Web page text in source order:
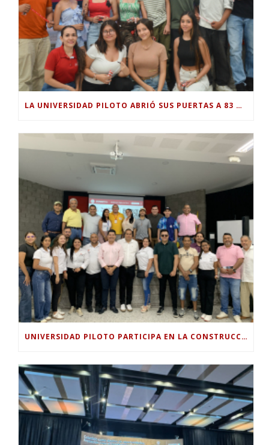
LA UNIVERSIDAD PILOTO ABRIÓ SUS PUERTAS A 83 NUEVOS ESTUDIANTES PARA EL PERIODO ACADÉMICO 2026-2.
UNIVERSIDAD PILOTO PARTICIPA EN LA CONSTRUCCIÓN DEL PLAN SECTORIAL DE TURISMO 2026-2030